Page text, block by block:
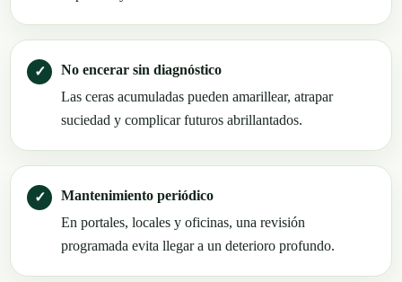
No encerar sin diagnóstico
Las ceras acumuladas pueden amarillear, atrapar
suciedad y complicar futuros abrillantados.
Mantenimiento periódico
En portales, locales y oficinas, una revisión
programada evita llegar a un deterioro profundo.